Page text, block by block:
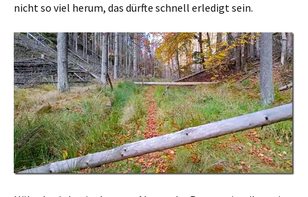
nicht so viel herum, das dürfte schnell erledigt sein.